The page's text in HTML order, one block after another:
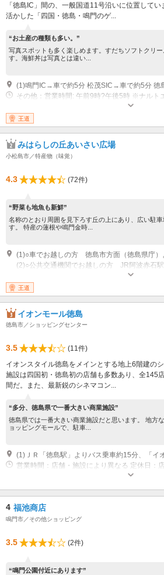
「徳島IC」間の、一般国道11号沿いに位置して
活かした「四国・徳島・鳴門のゲ...
“お土産の種類も多い。”
写真スポットも多く楽しめます。すだちソフトクリ
す。海鮮丼は写真とは違い...
(1)鳴門IC→車で約5分 松茂SIC→車で約5分 徳
その他：営業時間: 午前9時?午後5時 ※ナルト
期等に応じて変更することがあります。
王道
みはらしの丘あいさい広場
小松島市／特産物（味覚）
4.3 (72件)
“野菜も地魚も新鮮”
名称のとおり周囲を見下ろす丘の上にあり、広い駐
す。 特産の蓮根や鳴門金時...
開館時間：8：30～17：30 ※レストランは店
火曜日・年始
王道
イオンモール徳島
徳島市／ショッピングセンター
3.5
(11件)
イオンスタイル徳島をメインとする地上6階建の
施設は四国初・徳島初の店舗も多数あり、全145
間だ。また、最新鋭のシネマコン...
“多分、徳島県で一番大きい商業施設”
徳島県では一番大きい商業施設だと思います。 地方
ョッピングモールで、駐車...
(1)ＪＲ「徳島駅」よりバス乗車約15分、「イ
営業時間：店舗・施設により異なる 定休日：
4 福池商店
鳴門市／その他ショッピング
3.5 (2件)
“鳴門公園付近にあります”